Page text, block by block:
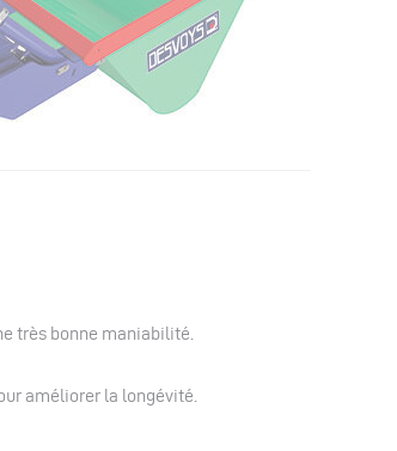
très bonne maniabilité.
améliorer la longévité.